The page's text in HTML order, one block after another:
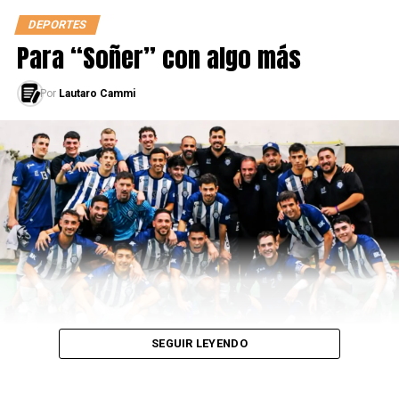
DEPORTES
Para “Soñer” con algo más
Por Lautaro Cammi
SEGUIR LEYENDO